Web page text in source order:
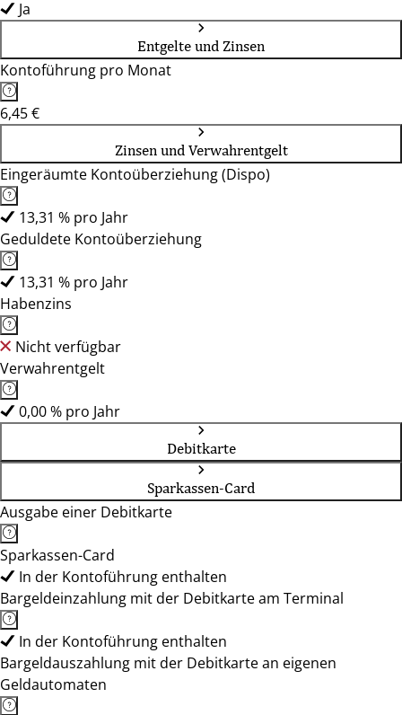
Ja
Entgelte und Zinsen
Kontoführung pro Monat
6,45 €
Zinsen und Verwahrentgelt
Eingeräumte Kontoüberziehung (Dispo)
13,31 % pro Jahr
Geduldete Kontoüberziehung
13,31 % pro Jahr
Habenzins
Nicht verfügbar
Verwahrentgelt
0,00 % pro Jahr
Debitkarte
Sparkassen-Card
Ausgabe einer Debitkarte
Sparkassen-Card
In der Kontoführung enthalten
Bargeldeinzahlung mit der Debitkarte am Terminal
In der Kontoführung enthalten
Bargeldauszahlung mit der Debitkarte an eigenen
Geldautomaten